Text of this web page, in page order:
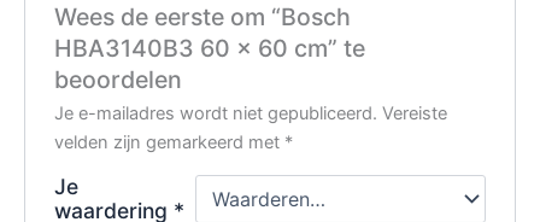
Wees de eerste om “Bosch
HBA3140B3 60 x 60 cm” te
beoordelen
Je e-mailadres wordt niet gepubliceerd. Vereiste
velden zijn gemarkeerd met *
Je
waardering *